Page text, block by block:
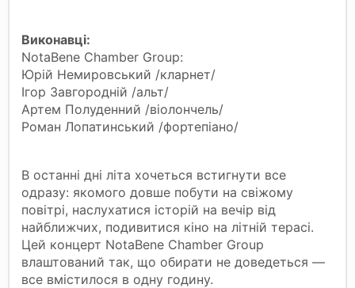
Виконавці:
NotaBene Chamber Group:
Юрій Немировський /кларнет/
Ігор Завгородній /альт/
Артем Полуденний /віолончель/
Роман Лопатинський /фортепіано/
В останні дні літа хочеться встигнути все
одразу: якомого довше побути на свіжому
повітрі, наслухатися історій на вечір від
найближчих, подивитися кіно на літній терасі.
Цей концерт NotaBene Chamber Group
влаштований так, що обирати не доведеться —
все вмістилося в одну годину.